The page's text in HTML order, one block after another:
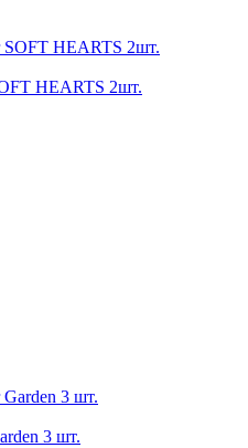
HEARTS 2шт.
3 шт.